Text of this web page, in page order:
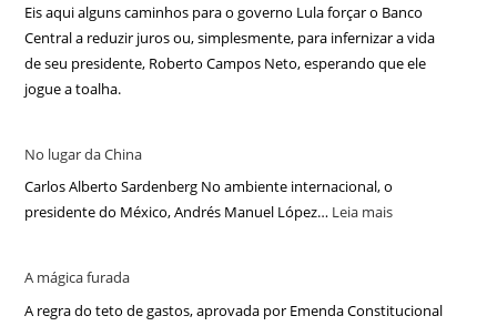
Eis aqui alguns caminhos para o governo Lula forçar o Banco
Central a reduzir juros ou, simplesmente, para infernizar a vida
de seu presidente, Roberto Campos Neto, esperando que ele
jogue a toalha.
No lugar da China
Carlos Alberto Sardenberg No ambiente internacional, o
presidente do México, Andrés Manuel López… Leia mais
A mágica furada
A regra do teto de gastos, aprovada por Emenda Constitucional